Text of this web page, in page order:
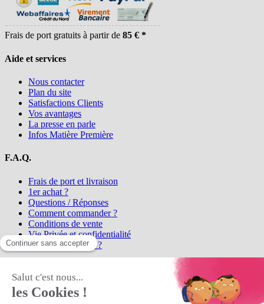
Frais de port gratuits à partir de 85 € *
Aide et services
Nous contacter
Plan du site
Satisfactions Clients
Vos avantages
La presse en parle
Infos Matière Première
F.A.Q.
Frais de port et livraison
1er achat ?
Questions / Réponses
Comment commander ?
Conditions de vente
Vie Privée et confidentialité
Qui sommes-nous ?
la référence en perles et bijoux